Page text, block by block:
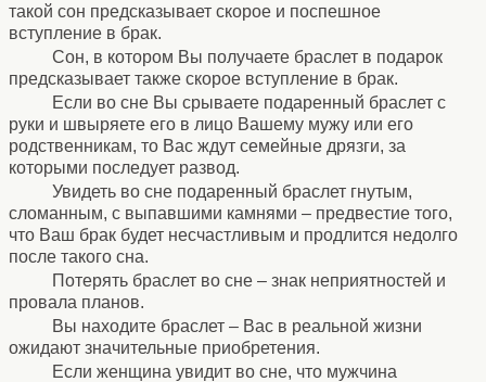
такой сон предсказывает скорое и поспешное
вступление в брак.
Сон, в котором Вы получаете браслет в подарок
предсказывает также скорое вступление в брак.
Если во сне Вы срываете подаренный браслет с
руки и швыряете его в лицо Вашему мужу или его
родственникам, то Вас ждут семейные дрязги, за
которыми последует развод.
Увидеть во сне подаренный браслет гнутым,
сломанным, с выпавшими камнями – предвестие того,
что Ваш брак будет несчастливым и продлится недолго
после такого сна.
Потерять браслет во сне – знак неприятностей и
провала планов.
Вы находите браслет – Вас в реальной жизни
ожидают значительные приобретения.
Если женщина увидит во сне, что мужчина